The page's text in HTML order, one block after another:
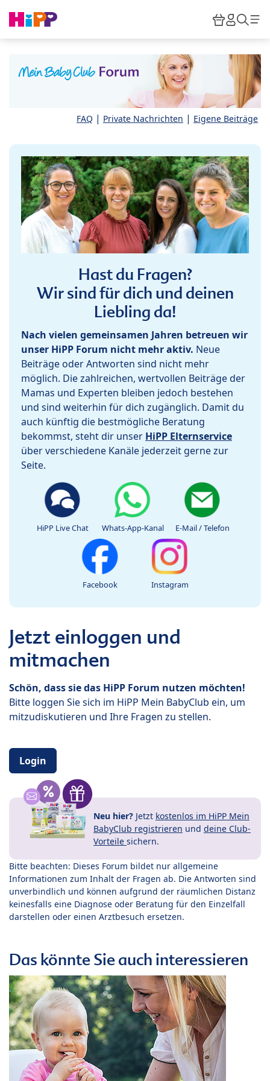
HiPP
FAQ | Private Nachrichten | Eigene Beiträge
Hast du Fragen?
Wir sind für dich und deinen
Liebling da!
Nach vielen gemeinsamen Jahren betreuen wir
unser HiPP Forum nicht mehr aktiv. Neue
Beiträge oder Antworten sind nicht mehr
möglich. Die zahlreichen, wertvollen Beiträge der
Mamas und Experten bleiben jedoch bestehen
und sind weiterhin für dich zugänglich. Damit du
auch künftig die bestmögliche Beratung
bekommst, steht dir unser HiPP Elternservice
über verschiedene Kanäle jederzeit gerne zur
Seite.
HiPP Live Chat Whats-App-Kanal E-Mail / Telefon
Facebook Instagram
Jetzt einloggen und
mitmachen
Schön, dass sie das HiPP Forum nutzen möchten!
Bitte loggen Sie sich im HiPP Mein BabyClub ein, um
mitzudiskutieren und Ihre Fragen zu stellen.
Login
Neu hier? Jetzt kostenlos im HiPP Mein
BabyClub registrieren und deine Club-
Vorteile sichern.
Bitte beachten: Dieses Forum bildet nur allgemeine
Informationen zum Inhalt der Fragen ab. Die Antworten sind
unverbindlich und können aufgrund der räumlichen Distanz
keinesfalls eine Diagnose oder Beratung für den Einzelfall
darstellen oder einen Arztbesuch ersetzen.
Das könnte Sie auch interessieren